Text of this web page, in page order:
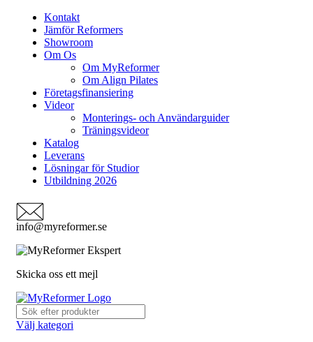
Kontakt
Jämför Reformers
Showroom
Om Os
Om MyReformer
Om Align Pilates
Företagsfinansiering
Videor
Monterings- och Användarguider
Träningsvideor
Katalog
Leverans
Lösningar för Studior
Utbildning 2026
info@myreformer.se
Skicka oss ett mejl
Välj kategori